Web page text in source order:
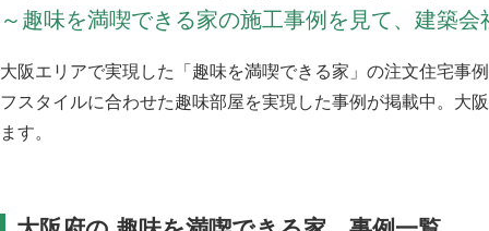
～趣味を満喫できる家の施工事例を見て、建築
大阪エリアで実現した「趣味を満喫できる家」の注文住宅事
フスタイルに合わせた趣味部屋を実現した事例が掲載中。大
ます。